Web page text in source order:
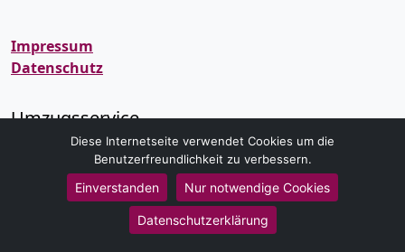
Impressum
Datenschutz
Umzugsservice
Umzugsservice Kassel
Büroumzug Kassel
Fernumzug Kassel
Firmenumzug Kassel
Halteverbot Kassel
Diese Internetseite verwendet Cookies um die
Benutzerfreundlichkeit zu verbessern.
Einverstanden Nur notwendige Cookies
Datenschutzerklärung